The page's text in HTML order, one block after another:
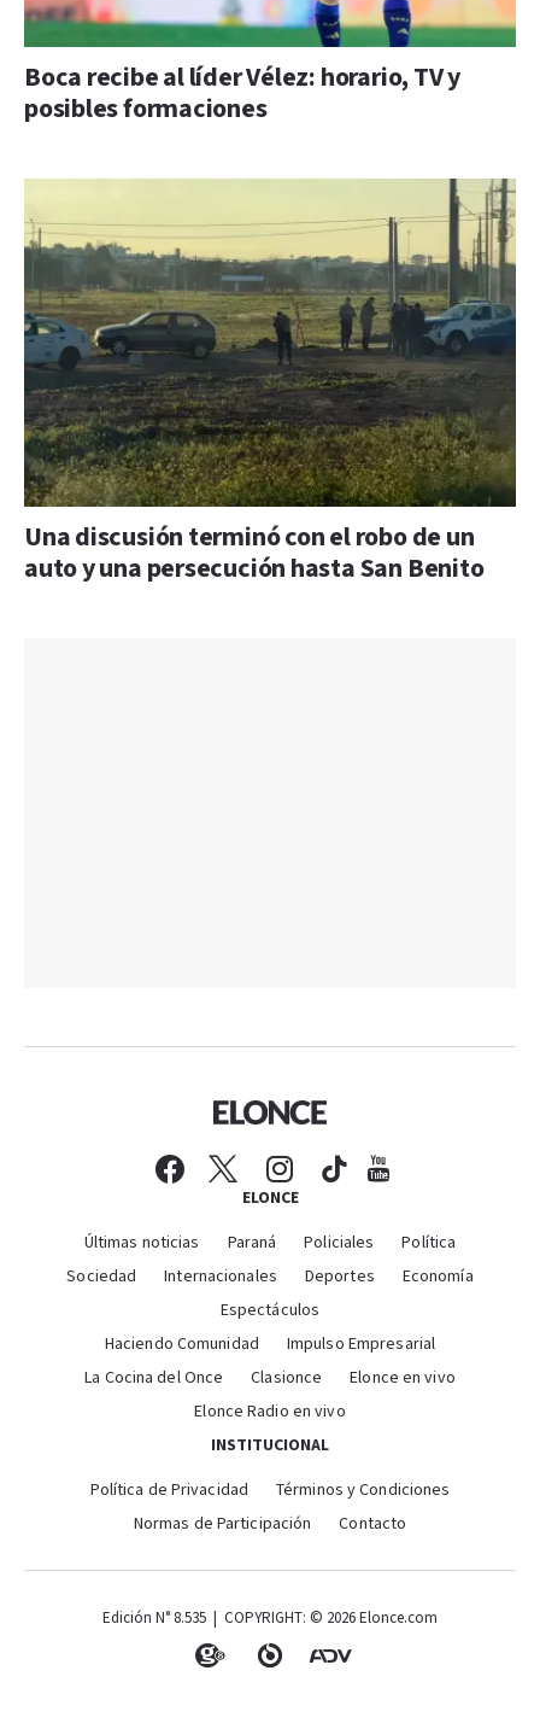
Boca recibe al líder Vélez: horario, TV y
posibles formaciones
Una discusión terminó con el robo de un
auto y una persecución hasta San Benito
ELONCE
Últimas noticias Paraná Policiales
Política
Sociedad
Internacionales Deportes
Economía
Espectáculos
Haciendo Comunidad
Impulso Empresarial
La Cocina del Once
Clasionce
Elonce en vivo
Elonce Radio en vivo
INSTITUCIONAL
Política de Privacidad
Términos y Condiciones
Normas de Participación
Contacto
Edición N° 8.535 | COPYRIGHT: © 2026 Elonce.com